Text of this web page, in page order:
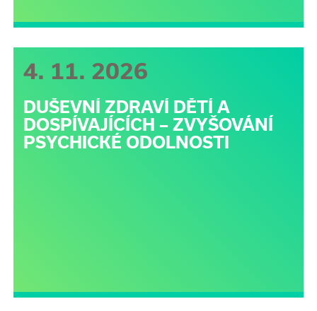
4. 11. 2026
DUŠEVNÍ ZDRAVÍ DĚTÍ A
DOSPÍVAJÍCÍCH – ZVYŠOVÁNÍ
PSYCHICKÉ ODOLNOSTI